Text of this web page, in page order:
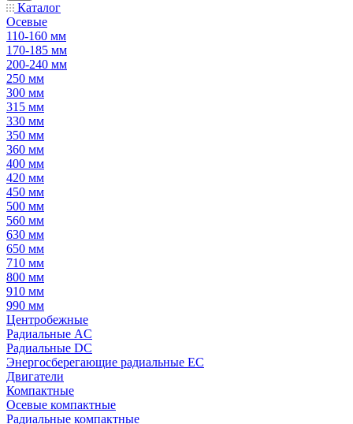
Каталог
Осевые
110-160 мм
170-185 мм
200-240 мм
250 мм
300 мм
315 мм
330 мм
350 мм
360 мм
400 мм
420 мм
450 мм
500 мм
560 мм
630 мм
650 мм
710 мм
800 мм
910 мм
990 мм
Центробежные
Радиальные AC
Радиальные DC
Энергосберегающие радиальные EC
Двигатели
Компактные
Осевые компактные
Радиальные компактные